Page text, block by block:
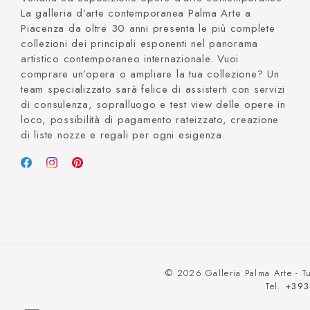
La galleria d’arte contemporanea Palma Arte a
Piacenza da oltre 30 anni presenta le più complete
collezioni dei principali esponenti nel panorama
artistico contemporaneo internazionale. Vuoi
comprare un’opera o ampliare la tua collezione? Un
team specializzato sarà felice di assisterti con servizi
di consulenza, sopralluogo e test view delle opere in
loco, possibilità di pagamento rateizzato, creazione
di liste nozze e regali per ogni esigenza.
© 2026 Galleria Palma Arte -
Tel.